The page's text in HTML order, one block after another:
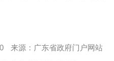
来源： 广东省政府门户网站